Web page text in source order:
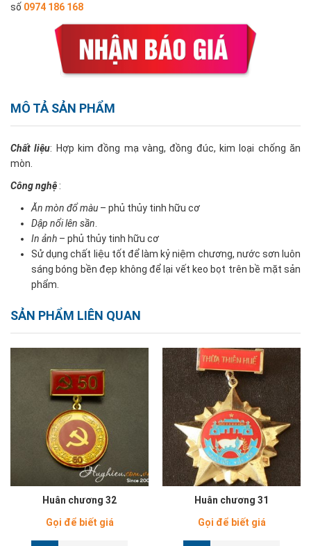
số 0974 186 168
MÔ TẢ SẢN PHẨM
Chất liệu: Hợp kim đồng mạ vàng, đồng đúc, kim loại chống ăn
mòn.
Công nghệ :
Ăn mòn đổ màu – phủ thủy tinh hữu cơ
Dập nổi lên sần.
In ảnh – phủ thủy tinh hữu cơ
Sử dụng chất liệu tốt để làm kỷ niệm chương, nước sơn luôn
sáng bóng bền đẹp không để lại vết keo bọt trên bề mặt sản
phẩm.
SẢN PHẨM LIÊN QUAN
Huân chương 32
Gọi để biết giá
Huân chương 31
Gọi để biết giá